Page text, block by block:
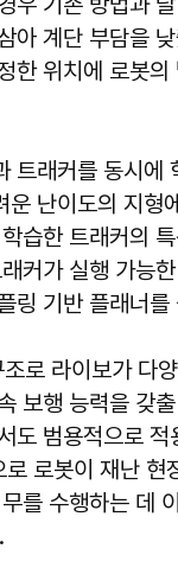
아 계단 부담을
한 위치에 로봇
트래커를 동시에
운 난이도의 지형
습한 트래커의
커가 실행 가능
링 기반 플래너를
로 라이보가 다
보행 능력을 갖
도 범용적으로 적
로봇이 재난 현
를 수행하는 데